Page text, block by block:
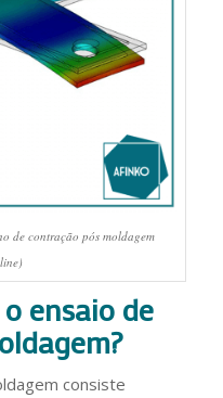
de contração pós moldagem
ensaio de
consiste